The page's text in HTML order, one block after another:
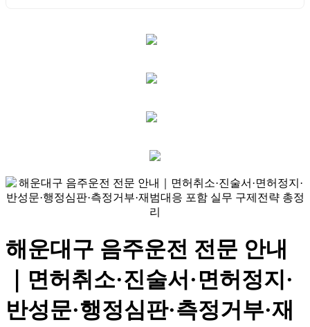
해운대구 음주운전 전문 안내
｜면허취소·진술서·면허정지·
반성문·행정심판·측정거부·재